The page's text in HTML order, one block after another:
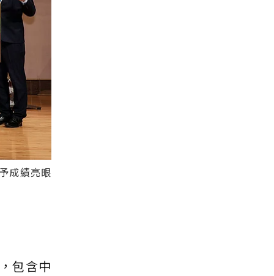
成績亮眼
包含中